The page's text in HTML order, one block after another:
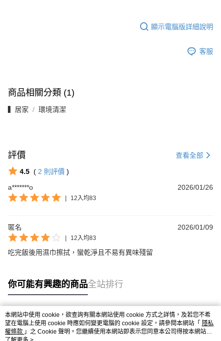
顯示電腦版詳細說明
客服
商品相關分類 (1)
▍居家 環境清潔
評價 查看全部
4.5 ( 2 則評價 )
a*******o
2026/01/26
12入均83
匿名 2026/01/09
12入均83
吃完飯後用濕巾擦拭，蠻乾淨且不易有異味殘留
你可能有興趣的商品全站排行
熱門標籤
本網站中使用 cookie，欲查詢有關本網站使用 cookie 方式之詳情，及若您不希
望在電腦上使用 cookie 時應如何變更電腦的 cookie 設定，請參閱本網站「 隱私
權條款 」之 Cookie 聲明。您繼續使用本網站即表示您同意本公司得按本網站使